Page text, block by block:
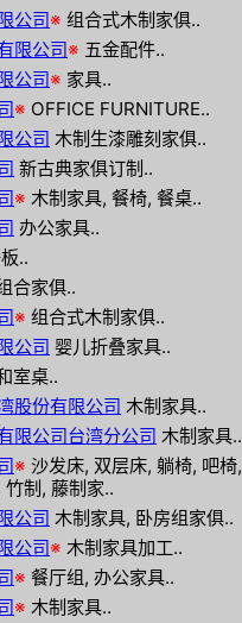
公司※ 组合式木制家俱..
限公司※ 五金配件..
公司※ 家具..
※ OFFICE FURNITURE..
公司 木制生漆雕刻家俱..
新古典家俱订制..
※ 木制家具, 餐椅, 餐桌..
办公家具..
..
合家俱..
※ 组合式木制家俱..
公司 婴儿折叠家具..
室桌..
股份有限公司 木制家具..
限公司台湾分公司 木制家具..
※ 沙发床, 双层床, 躺椅, 吧椅,
制, 藤制家..
公司 木制家具, 卧房组家俱..
公司※ 木制家具加工..
※ 餐厅组, 办公家具..
※ 木制家具..